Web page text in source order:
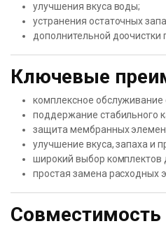
улучшения вкуса воды;
устранения остаточных
дополнительной доочистки
Ключевые
комплексное
поддержание стабильного
защита мембранных
улучшение вкуса, запаха и
широкий выбор комплектов
простая замена расходных
Совместимость